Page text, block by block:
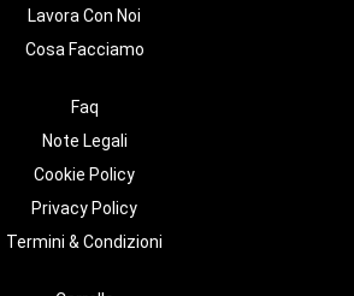
Lavora Con Noi
Cosa Facciamo
Faq
Note Legali
Cookie Policy
Privacy Policy
Termini & Condizioni